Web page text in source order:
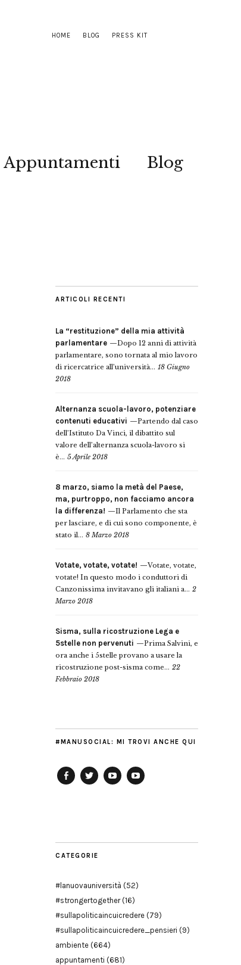
HOME BLOG PRESS KIT
Appuntamenti Blog
ARTICOLI RECENTI
La “restituzione” della mia attività
parlamentare
Dopo 12 anni di attività
parlamentare, sono tornata al mio lavoro
di ricercatrice all’università... 18 Giugno
2018
Alternanza scuola-lavoro, potenziare
contenuti educativi
Partendo dal caso
dell’Istituto Da Vinci, il dibattito sul
valore dell’alternanza scuola-lavoro si
è... 5 Aprile 2018
8 marzo, siamo la metà del Paese,
ma, purtroppo, non facciamo ancora
la differenza!
Il Parlamento che sta
per lasciare, e di cui sono componente, è
stato il... 8 Marzo 2018
Votate, votate, votate!
Votate, votate,
votate! In questo modo i conduttori di
Canzonissima invitavano gli italiani a... 2
Marzo 2018
Sisma, sulla ricostruzione Lega e
5stelle non pervenuti
Prima Salvini, e
ora anche i 5stelle provano a usare la
ricostruzione post-sisma come... 22
Febbraio 2018
#MANUSOCIAL: MI TROVI ANCHE QUI
CATEGORIE
#lanuovauniversità (52)
#strongertogether(16)
#sullapoliticaincuicredere (79)
#sullapoliticaincuicredere_pensieri (9)
ambiente (664)
appuntamenti (681)